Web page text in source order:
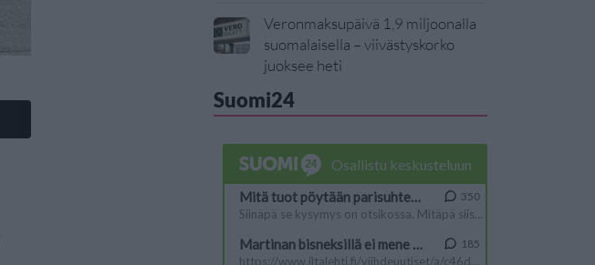
Veronmaksupäivä 1,9 miljoonalla
suomalaisella – viivästyskorko
juoksee heti
Suomi24